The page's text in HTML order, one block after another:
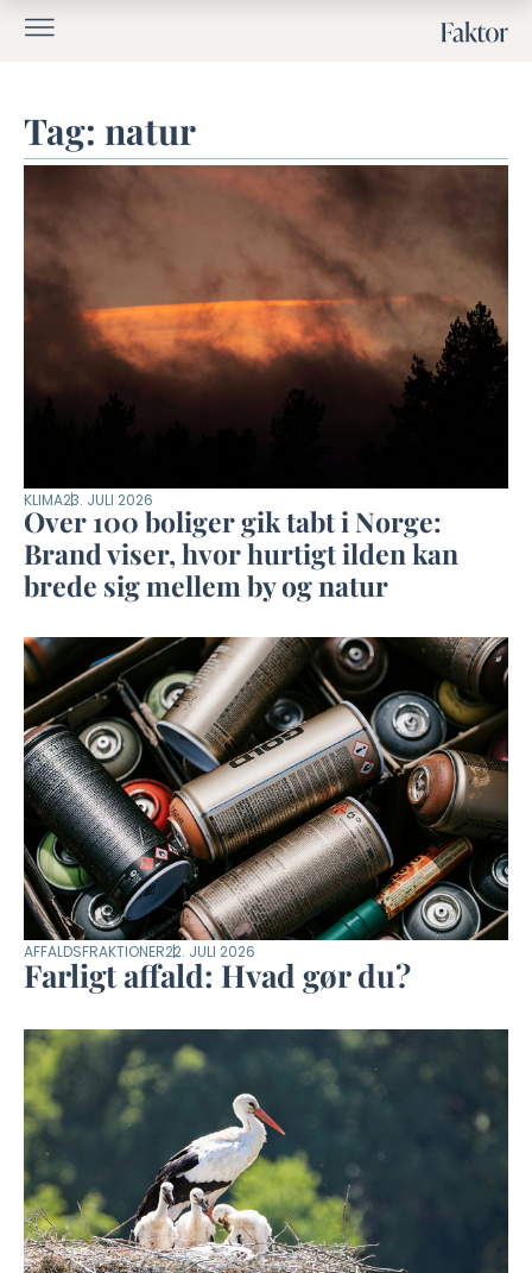
Tag: natur
KLIMA23. JULI 2026
Over 100 boliger gik tabt i Norge:
Brand viser, hvor hurtigt ilden kan
brede sig mellem by og natur
AFFALDSFRAKTIONER22. JULI 2026
Farligt affald: Hvad gør du?